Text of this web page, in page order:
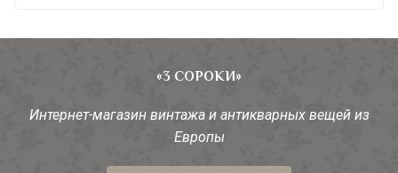
«3 СОРОКИ»
Интернет-магазин винтажа и антикварных вещей из
Европы